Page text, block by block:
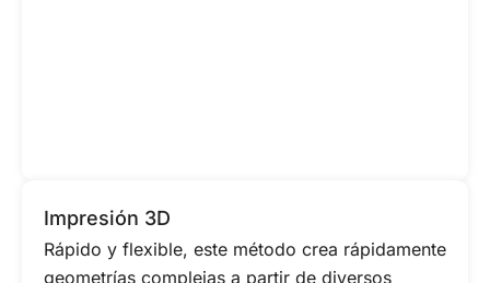
Impresión 3D
Rápido y flexible, este método crea rápidamente
geometrías complejas a partir de diversos